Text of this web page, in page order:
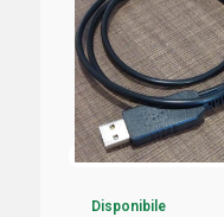
Disponibile